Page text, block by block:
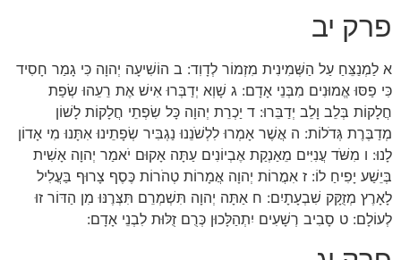
פרק יב
א לַמְנַצֵּחַ עַל הַשְּׁמִינִית מִזְמוֹר לְדָוִד: ב הוֹשִׁיעָה יְהוָה כִּי גָמַר חָסִיד
כִּי פַסּוּ אֱמוּנִים מִבְּנֵי אָדָם: ג שָׁוְא יְדַבְּרוּ אִישׁ אֶת רֵעֵהוּ שְׂפַת
חֲלָקוֹת בְּלֵב וָלֵב יְדַבֵּרוּ: ד יַכְרֵת יְהוָה כָּל שִׂפְתֵי חֲלָקוֹת לָשׁוֹן
מְדַבֶּרֶת גְּדֹלוֹת: ה אֲשֶׁר אָמְרוּ לִלְשֹׁנֵנוּ נַגְבִּיר שְׂפָתֵינוּ אִתָּנוּ מִי אָדוֹן
לָנוּ: ו מִשֹּׁד עֲנִיִּים מֵאַנְקַת אֶבְיוֹנִים עַתָּה אָקוּם יֹאמַר יְהוָה אָשִׁית
בְּיֵשַׁע יָפִיחַ לוֹ: ז אִמֲרוֹת יְהוָה אֲמָרוֹת טְהֹרוֹת כֶּסֶף צָרוּף בַּעֲלִיל
לָאָרֶץ מְזֻקָּק שִׁבְעָתָיִם: ח אַתָּה יְהוָה תִּשְׁמְרֵם תִּצְּרֶנּוּ מִן הַדּוֹר זוּ
לְעוֹלָם: ט סָבִיב רְשָׁעִים יִתְהַלָּכוּן כְּרֻם זֻלּוּת לִבְנֵי אָדָם: